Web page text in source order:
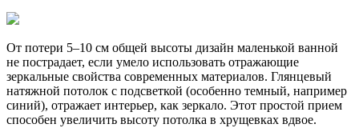
От потери 5–10 см общей высоты дизайн маленькой ванной
не пострадает, если умело использовать отражающие
зеркальные свойства современных материалов. Глянцевый
натяжной потолок с подсветкой (особенно темный, например
синий), отражает интерьер, как зеркало. Этот простой прием
способен увеличить высоту потолка в хрущевках вдвое.